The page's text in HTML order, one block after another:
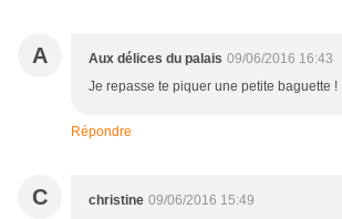
A Aux délices du palais 09/06/2016 16:43
Je repasse te piquer une petite baguette !
Répondre
C christine 09/06/2016 15:49